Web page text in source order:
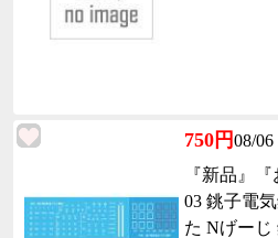
750円08/06
『新品』
03 銚子電
た Nげーじ